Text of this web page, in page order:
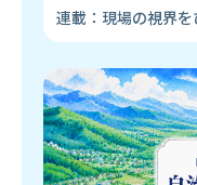
連載：現場の視界